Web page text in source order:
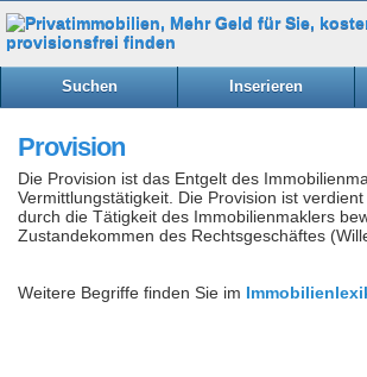
Suchen Inserieren
Provision
Die Provision ist das Entgelt des
Vermittlungstätigkeit. Die Provision ist
durch die Tätigkeit des Immobilienmaklers
Zustandekommen des Rechtsgeschäftes
Weitere Begriffe finden Sie im